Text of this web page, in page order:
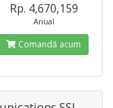
Rp. 4,670,159
Anual
Comandă acum